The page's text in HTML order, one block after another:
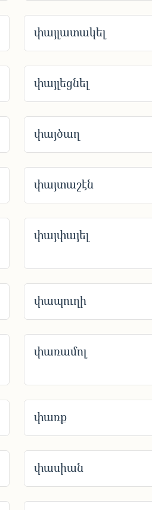
փայլատակել
փայլեցնել
փայծաղ
փայտաշէն
փայփայել
փապուղի
փառամոլ
փառք
փասիան